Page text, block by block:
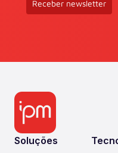
Receber newsletter
Soluções